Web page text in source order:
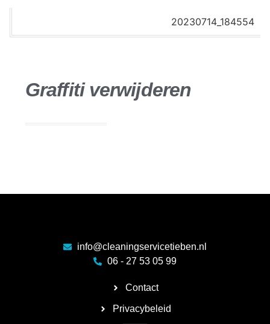
Graffiti verwijderen
info@cleaningservicetieben.nl
06 - 27 53 05 99
Contact
Privacybeleid